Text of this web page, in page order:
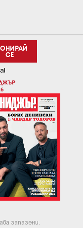
СЕ
запазени.